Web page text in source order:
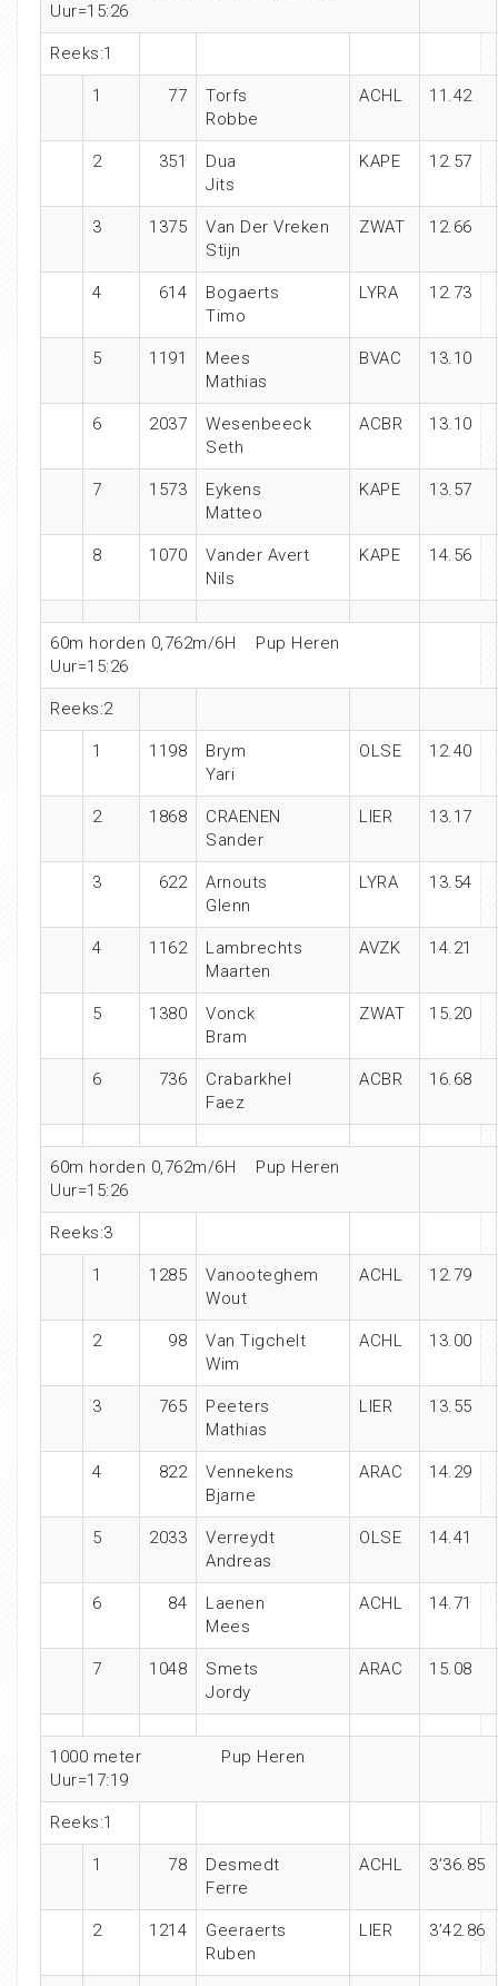
Uur=15:26
Reeks:1
1 77
Torfs
Robbe
ACHL 11.42
2 351
Dua
Jits
KAPE 12.57
3 1375
Van Der Vreken
Stijn
ZWAT 12.66
4 614
Bogaerts
Timo
LYRA 12.73
5 1191
Mees
Mathias
BVAC 13.10
6 2037
Wesenbeeck
Seth
ACBR 13.10
7 1573
Eykens
Matteo
KAPE 13.57
8 1070
Vander Avert
Nils
KAPE 14.56
60m horden 0,762m/6H
Pup Heren
Uur=15:26
Reeks:2
1 1198
Brym
Yari
OLSE 12.40
2 1868
CRAENEN
Sander
LIER 13.17
3 622
Arnouts
Glenn
LYRA 13.54
4 1162
Lambrechts
Maarten
AVZK 14.21
5 1380
Vonck
Bram
ZWAT 15.20
6 736
Crabarkhel
Faez
ACBR 16.68
60m horden 0,762m/6H
Pup Heren
Uur=15:26
Reeks:3
1 1285
Vanooteghem
Wout
ACHL 12.79
2 98
Van Tigchelt
Wim
ACHL 13.00
3 765
Peeters
Mathias
LIER 13.55
4 822
Vennekens
Bjarne
ARAC 14.29
5 2033
Verreydt
Andreas
OLSE 14.41
6 84
Laenen
Mees
ACHL 14.71
7 1048
Smets
Jordy
ARAC 15.08
1000 meter
Pup Heren
Uur=17:19
Reeks:1
1 78
Desmedt
Ferre
ACHL 3’36.85
2 1214
Geeraerts
Ruben
LIER 3’42.86